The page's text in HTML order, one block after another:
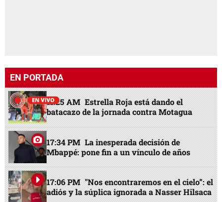
EN PORTADA
11:25 AM Estrella Roja está dando el
batacazo de la jornada contra Motagua
17:34 PM La inesperada decisión de
Mbappé: pone fin a un vínculo de años
17:06 PM "Nos encontraremos en el cielo”: el
adiós y la súplica ignorada a Nasser Hilsaca